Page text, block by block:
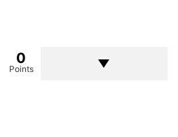
0
Points